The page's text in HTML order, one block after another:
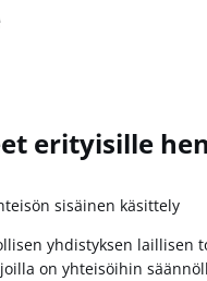
erityisille
sisäinen käsittely
yhdistyksen laillisen
on yhteisöihin